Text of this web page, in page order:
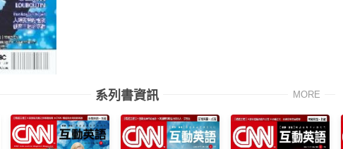
系列書資訊 MORE